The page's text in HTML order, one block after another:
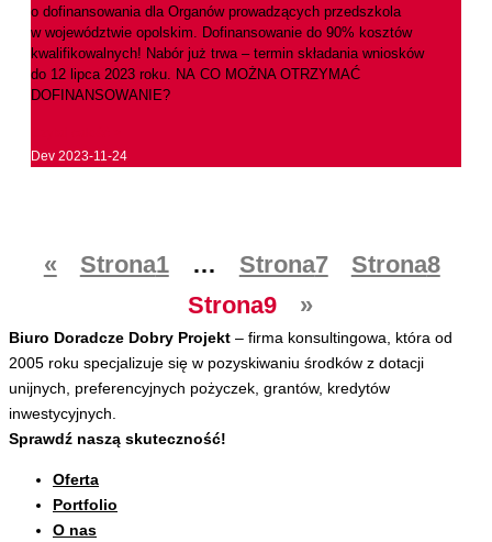
o dofinansowania dla Organów prowadzących przedszkola
w województwie opolskim. Dofinansowanie do 90% kosztów
kwalifikowalnych! Nabór już trwa – termin składania wniosków
do 12 lipca 2023 roku. NA CO MOŻNA OTRZYMAĆ
DOFINANSOWANIE?
Dev 2023-11-24
« Strona1 … Strona7 Strona8
Strona9 »
Biuro Doradcze Dobry Projekt – firma konsultingowa, która od
2005 roku specjalizuje się w pozyskiwaniu środków z dotacji
unijnych, preferencyjnych pożyczek, grantów, kredytów
inwestycyjnych.
Sprawdź naszą skuteczność!
Oferta
Portfolio
O nas